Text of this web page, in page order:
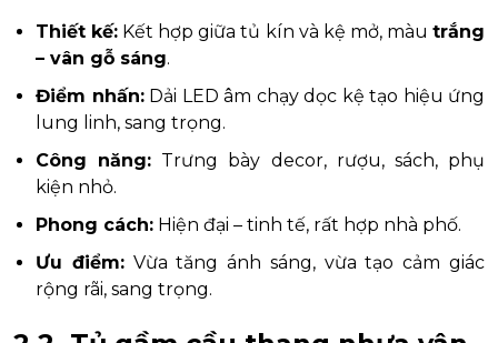
Thiết kế: Kết hợp giữa tủ kín và kệ mở, màutrắng
– vân gỗ sáng.
Điểm nhấn:Dải LED âm chạy dọc kệ tạo hiệu ứng
lung linh, sang trọng.
Công năng: Trưng bày decor, rượu, sách, phụ
kiện nhỏ.
Phong cách: Hiện đại – tinh tế, rất hợp nhà phố.
Ưu điểm:Vừa tăng ánh sáng, vừa tạo cảm giác
rộng rãi, sang trọng.